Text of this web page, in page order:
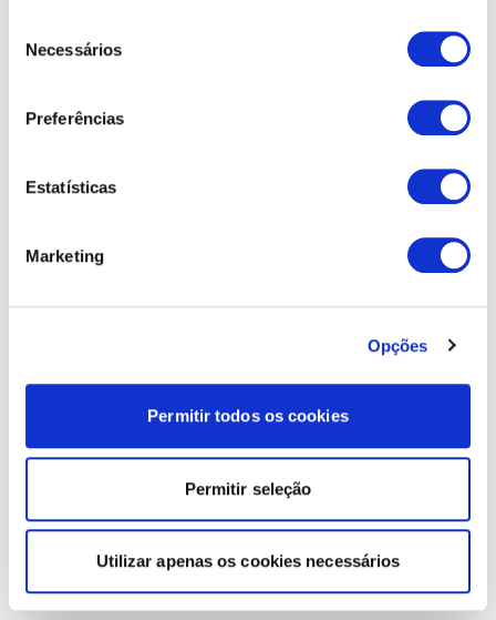
Necessários
Preferências
Estatísticas
Marketing
Opções
Permitir todos os cookies
Permitir seleção
Utilizar apenas os cookies necessários